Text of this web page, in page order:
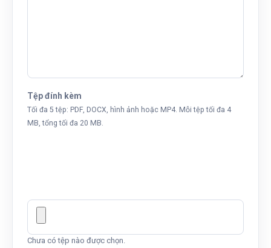
Tệp đính kèm
Tối đa 5 tệp: PDF, DOCX, hình ảnh hoặc MP4. Mỗi tệp tối đa 4
MB, tổng tối đa 20 MB.
Chưa có tệp nào được chọn.